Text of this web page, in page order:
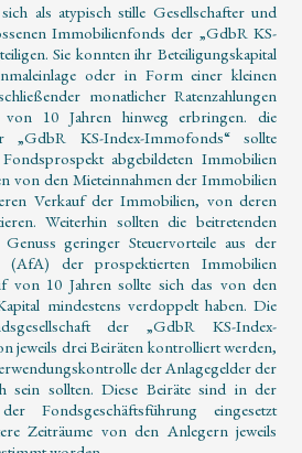
als atypisch stille Gesellschafter und
Immobilienfonds der „GdbR KS-
Sie konnten ihr Beteiligungskapital
oder in Form einer kleinen
monatlicher Ratenzahlungen
10 Jahren hinweg erbringen. die
„GdbR KS-Index-Immofonds“ sollte
abgebildeten Immobilien
von den Mieteinnahmen der Immobilien
Verkauf der Immobilien, von deren
Weiterhin sollten die beitretenden
geringer Steuervorteile aus der
(AfA) der prospektierten Immobilien
von 10 Jahren sollte sich das von den
mindestens verdoppelt haben. Die
der „GdbR KS-Index-
jeweils drei Beiräten kontrolliert werden,
der Anlagegelder der
sein sollten. Diese Beiräte sind in der
Fondsgeschäftsführung eingesetzt
Zeiträume von den Anlegern jeweils